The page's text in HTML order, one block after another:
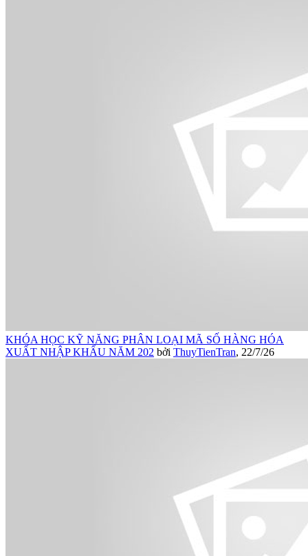
KHÓA HỌC KỸ NĂNG PHÂN LOẠI MÃ SỐ HÀNG HÓA
XUẤT NHẬP KHẨU NĂM 202 bởi ThuyTienTran, 22/7/26